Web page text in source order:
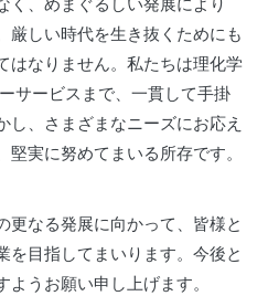
く、めまぐるしい発展により
厳しい時代を生き抜くためにも
はなりません。私たちは理化学
サービスまで、一貫して手掛
し、さまざまなニーズにお応え
実に努めてまいる所存です。
なる発展に向かって、皆様と
を目指してまいります。今後と
うお願い申し上げます。